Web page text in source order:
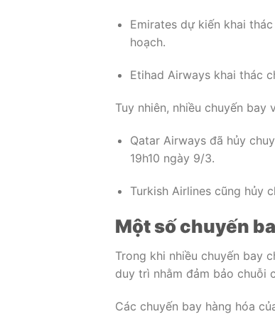
Emiratesdự kiến khai thác
hoạch.
Etihad Airwayskhai thác
Tuy nhiên, nhiều chuyến
Qatar Airwaysđã hủy
19h10 ngày 9/3.
Turkish Airlinescũng hủy
Một số chuyến
Trong khi nhiều chuyến bay
duy trì nhằm đảm bảo chuỗi
Các chuyến bay hàng hóa